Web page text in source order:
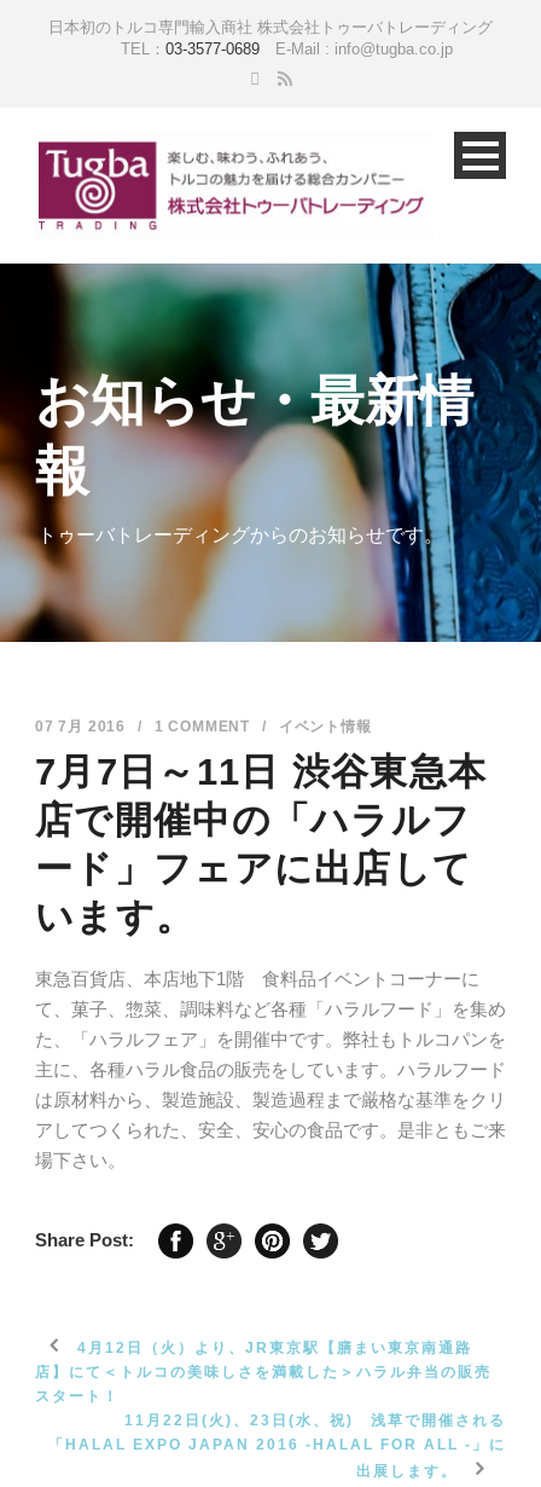
日本初のトルコ専門輸入商社 株式会社トゥーバトレーディング
TEL： 03-3577-0689E-Mail : info@tugba.co.jp
お知らせ・最新情
報
トゥーバトレーディングからのお知らせです。
07 7月 2016 / 1 COMMENT / イベント情報
7月7日～11日 渋谷東急本
店で開催中の「ハラルフ
ード」フェアに出店して
います。
東急百貨店、本店地下1階 食料品イベントコーナーに
て、菓子、惣菜、調味料など各種「ハラルフード」を集め
た、「ハラルフェア」を開催中です。弊社もトルコパンを
主に、各種ハラル食品の販売をしています。ハラルフード
は原材料から、製造施設、製造過程まで厳格な基準をクリ
アしてつくられた、安全、安心の食品です。是非ともご来
場下さい。
Share Post:
4月12日（火）より、JR東京駅【膳まい東京南通路
店】にて＜トルコの美味しさを満載した＞ハラル弁当の販売
スタート！
11月22日(火)、23日(水、祝) 浅草で開催される
「HALAL EXPO JAPAN 2016 -HALAL FOR ALL -」に
出展します。